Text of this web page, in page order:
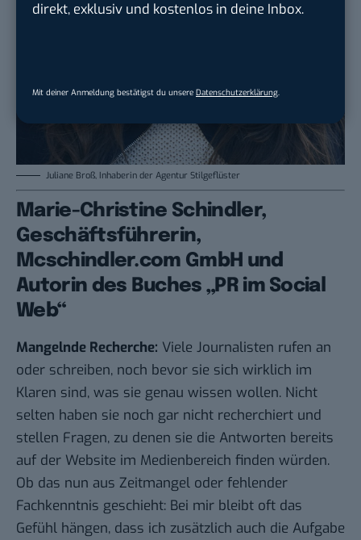
direkt, exklusiv und kostenlos in deine Inbox.
Mit deiner Anmeldung bestätigst du unsere Datenschutzerklärung.
Juliane Broß, Inhaberin der Agentur Stilgeflüster
Marie-Christine Schindler,
Geschäftsführerin,
Mcschindler.com GmbH und
Autorin des Buches „PR im Social
Web“
Mangelnde Recherche: Viele Journalisten rufen an
oder schreiben, noch bevor sie sich wirklich im
Klaren sind, was sie genau wissen wollen. Nicht
selten haben sie noch gar nicht recherchiert und
stellen Fragen, zu denen sie die Antworten bereits
auf der Website im Medienbereich finden würden.
Ob das nun aus Zeitmangel oder fehlender
Fachkenntnis geschieht: Bei mir bleibt oft das
Gefühl hängen, dass ich zusätzlich auch die Aufgabe